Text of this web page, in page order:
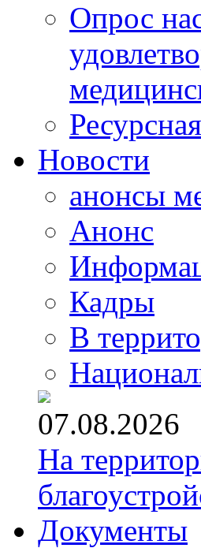
Опрос
Новости
анонсы
Анонс
Кадры
В
07.08.2026
На
Документы